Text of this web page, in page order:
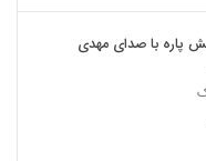
پاره با صدای مهدی